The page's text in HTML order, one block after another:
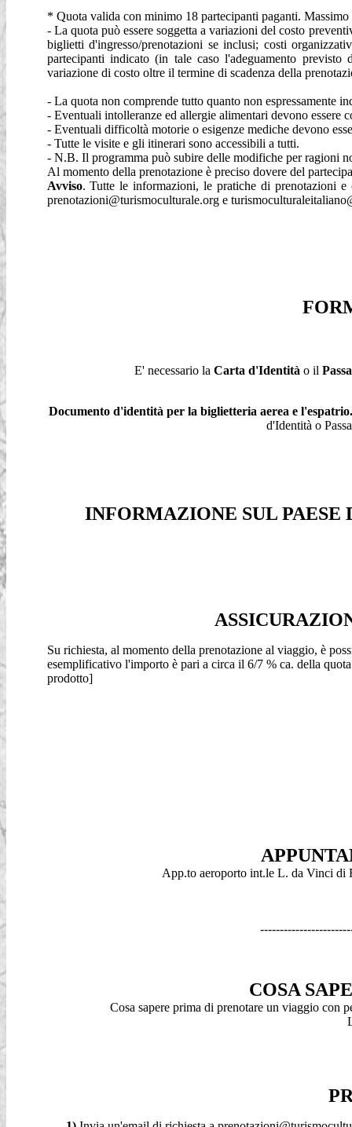
* Quota valida con minimo 18 partecipanti paganti. Massimo
- La quota può essere soggetta a variazioni del costo
biglietti d'ingresso/prenotazioni se inclusi; costi
partecipanti indicato (in tale caso l'adeguamento previsto
variazione di costo oltre il termine di scadenza della
- La quota non comprende tutto quanto non espressamente
- Eventuali intolleranze ed allergie alimentari devono essere
- Eventuali difficoltà motorie o esigenze mediche devono
- Tutte le visite e gli itinerari sono accessibili a tutti.
- N.B. Il programma può subire delle modifiche per ragioni
Al momento della prenotazione è preciso dovere del
Avviso. Tutte le informazioni, le pratiche di prenotazioni
prenotazioni@turismoculturale.org e
E' necessario la Carta d'Identità o il
Documento d'identità per la biglietteria aerea e
d'Identità o
INFORMAZIONE SUL PAESE
Su richiesta, al momento della prenotazione al viaggio, è
esemplificativo l'importo è pari a circa il 6/7 % ca. della
prodotto]
App.to aeroporto int.le L. da Vinci di
COSA
Cosa sapere prima di prenotare un viaggio con